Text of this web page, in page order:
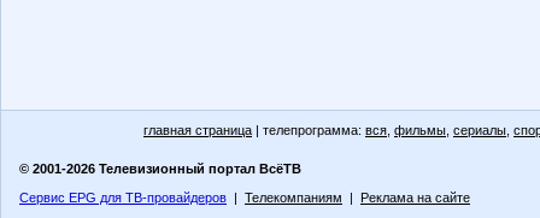
главная страница | телепрограмма: вся фильмы сериалы
© 2001-2026 Телевизионный портал ВсёТВ
Сервис EPG для ТВ-провайдеров | Телекомпаниям | Реклама на сайте